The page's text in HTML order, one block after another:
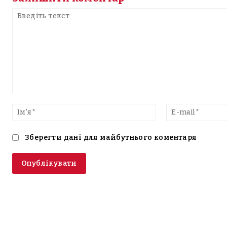
текст
Ім'я*
Зберегти дані для майбутнього коментаря